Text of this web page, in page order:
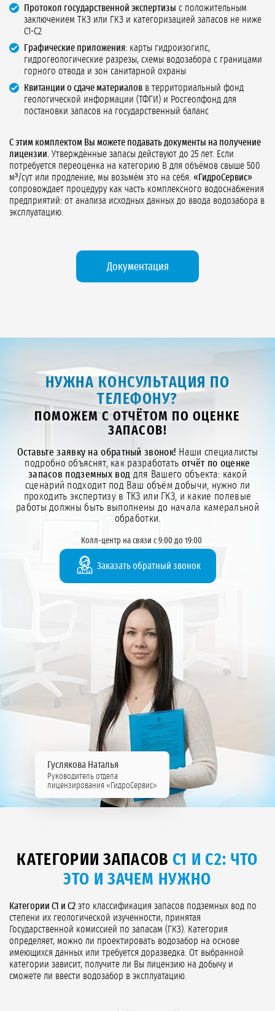
Протокол государственной экспертизы с положительным
заключением ТКЗ или ГКЗ и категоризацией запасов не ниже
С1-С2
Графические приложения: карты гидроизогипс,
гидрогеологические разрезы, схемы водозабора с границами
горного отвода и зон санитарной охраны
Квитанции о сдаче материалов в территориальный фонд
геологической информации (ТФГИ) и Росгеолфонд для
постановки запасов на государственный баланс
С этим комплектом Вы можете подавать документы на получение
лицензии. Утверждённые запасы действуют до 25 лет. Если
потребуется переоценка на категорию В для объёмов свыше 500
м³/сут или продление, мы возьмём это на себя. «ГидроСервис»
сопровождает процедуру как часть комплексного водоснабжения
предприятий: от анализа исходных данных до ввода водозабора в
эксплуатацию.
Документация
НУЖНА КОНСУЛЬТАЦИЯ ПО
ТЕЛЕФОНУ?
ПОМОЖЕМ С ОТЧЁТОМ ПО ОЦЕНКЕ
ЗАПАСОВ!
Оставьте заявку на обратный звонок! Наши специалисты
подробно объяснят, как разработать отчёт по оценке
запасов подземных вод для Вашего объекта: какой
сценарий подходит под Ваш объём добычи, нужно ли
проходить экспертизу в ТКЗ или ГКЗ, и какие полевые
работы должны быть выполнены до начала камеральной
обработки.
Колл-центр на связи с 9:00 до 19:00
Заказать обратный звонок
Гуслякова Наталья
Руководитель отдела
лицензирования «ГидроСервис»
КАТЕГОРИИ ЗАПАСОВ С1 И С2: ЧТО
ЭТО И ЗАЧЕМ НУЖНО
Категории С1 и С2 это классификация запасов подземных вод по
степени их геологической изученности, принятая
Государственной комиссией по запасам (ГКЗ). Категория
определяет, можно ли проектировать водозабор на основе
имеющихся данных или требуется доразведка. От выбранной
категории зависит, получите ли Вы лицензию на добычу и
сможете ли ввести водозабор в эксплуатацию.